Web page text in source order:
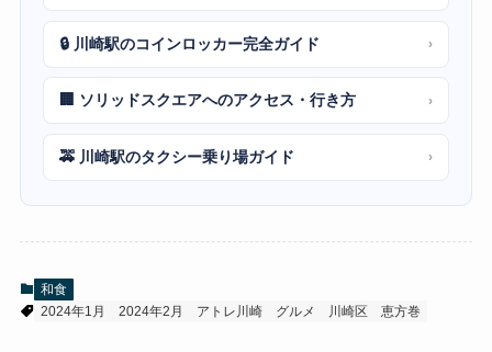
🔒 川崎駅のコインロッカー完全ガイド ›
🏢 ソリッドスクエアへのアクセス・行き方 ›
🚕 川崎駅のタクシー乗り場ガイド ›
和食
2024年1月
2024年2月 アトレ川崎 グルメ 川崎区 恵方巻